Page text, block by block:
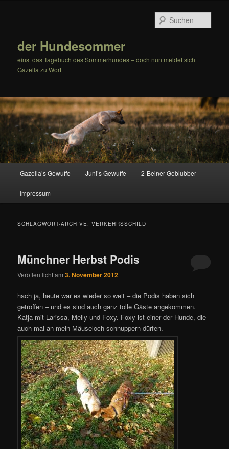
der Hundesommer
einst das Tagebuch des Sommerhundes – doch nun meldet sich
Gazella zu Wort
Gazella’s Gewuffe Juni’s Gewuffe 2-Beiner Geblubber
Impressum
SCHLAGWORT-ARCHIVE:VERKEHRSSCHILD
Münchner Herbst Podis
Veröffentlicht am3. November 2012
hach ja, heute war es wieder so weit – die Podis haben sich
getroffen – und es sind auch ganz tolle Gäste angekommen.
Katja mit Larissa, Melly und Foxy. Foxy ist einer der Hunde, die
auch mal an mein Mäuseloch schnuppern dürfen.